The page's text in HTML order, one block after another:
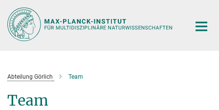
Hauptinhalt
Abteilung Görlich Team
Team